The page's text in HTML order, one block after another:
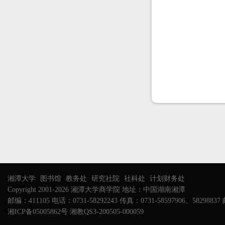
湘潭大学 图书馆 教务处 研究社院 社科处
计划财务处
Copyright 2001-2026 湘潭大学商学院 地址：中国湖南湘潭
邮编：411105 电话：0731-58292243 传真：0731-58597906、58298837
湘ICP备05005862号 湘教QS3-200505-000059